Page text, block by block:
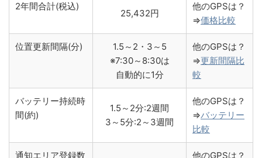
2年間合計(税込)
25,432円
他のGPSは？
⇒価格比較
位置更新間隔(分)
1.5～2・3～5
※7:30～8:30は
自動的に1分
他のGPSは？
⇒更新間隔比
較
バッテリー持続時
間(約)
1.5～2分:2週間
3～5分:2～3週間
他のGPSは？
⇒バッテリー
比較
通知エリア登録数
他のGPSは？